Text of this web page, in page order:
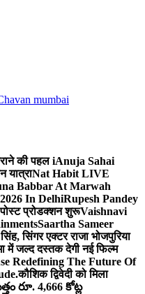
mumbai
की पहल iAnuja Sahai
यात्राNat Habit LIVE
Babbar At Marwah
In DelhiRupesh Pandey
पोस्ट प्रोडक्शन शुरूVaishnavi
Saartha Sameer
सिंगर एक्टर राजा भोजपुरिया
में जल्द दस्तक देगी नई फिल्म
Redefining The Future Of
कौशिक द्विवेदी को मिला
రూ. 4,666 కోట్ల